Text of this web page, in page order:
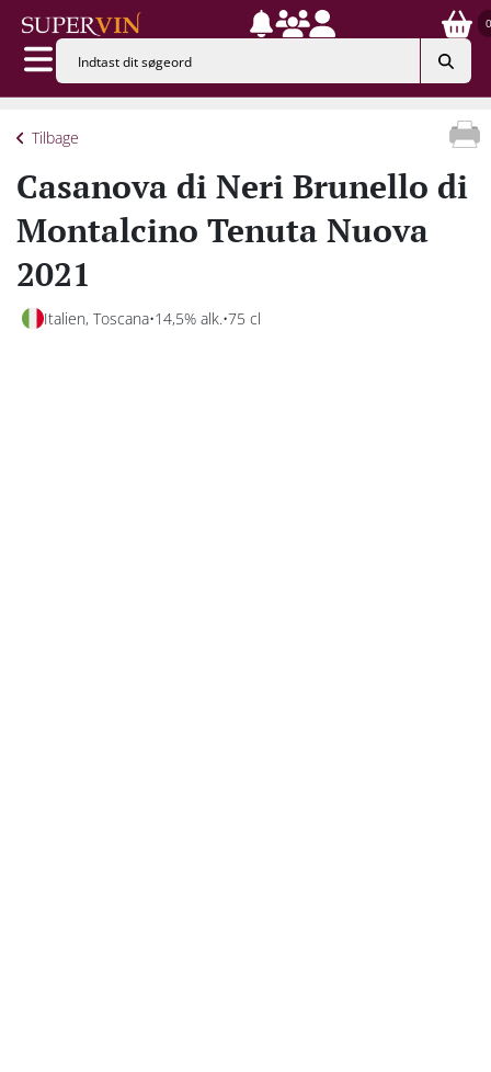
0
Tilbage
Casanova di Neri Brunello di
Montalcino Tenuta Nuova
2021
Italien, Toscana 14,5% alk. 75 cl